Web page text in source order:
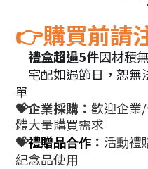
👉購買前請
💝禮盒超過5件因材積
宅配如遇節日，恕無
單
💝企業採購： 歡迎企業
體大量購買需求
💝禮贈品合作： 活動禮
紀念品使用